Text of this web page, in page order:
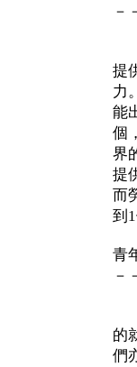
－
提
力
能
個
界
提
而
到
青
－
的
們